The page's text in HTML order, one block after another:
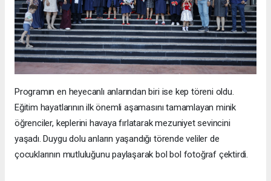
Programın en heyecanlı anlarından biri ise kep töreni oldu.
Eğitim hayatlarının ilk önemli aşamasını tamamlayan minik
öğrenciler, keplerini havaya fırlatarak mezuniyet sevincini
yaşadı. Duygu dolu anların yaşandığı törende veliler de
çocuklarının mutluluğunu paylaşarak bol bol fotoğraf çektirdi.